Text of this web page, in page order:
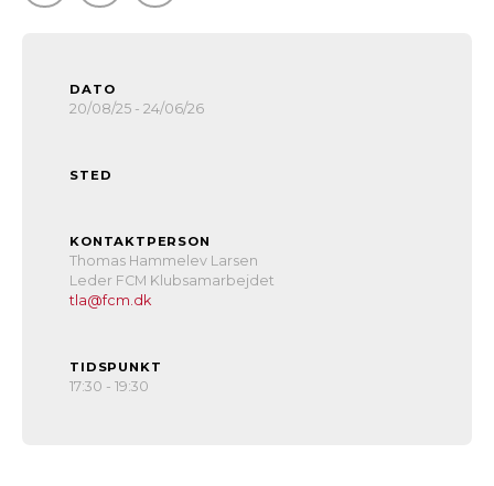
DATO
20/08/25 - 24/06/26
STED
KONTAKTPERSON
Thomas Hammelev Larsen
Leder FCM Klubsamarbejdet
tla@fcm.dk
TIDSPUNKT
17:30 - 19:30